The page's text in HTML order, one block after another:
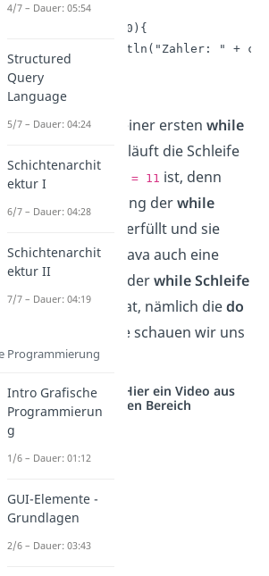
counter = 0;
counter <= 10){
System.out.println("Zahler: " +
Schon bist du mit deiner ersten while
fertig! Jetzt läuft die Schleife
solange, bis
counter = 11 ist, denn
dann ist die Bedingung derwhile
nicht mehr erfüllt und sie
bricht ab. Es gibt in Java auch eine
Schleife, welche mit derwhile Schleife
starke Ähnlichkeit hat, nämlich diedo
Diese schauen wir uns
genauer an.
Studyflix vernetzt: Hier ein Video aus
einem anderen Bereich
4/7 – Dauer: 05:54
Structured
Query
Language
5/7 – Dauer: 04:24
Schichtenarchit
ektur I
6/7 – Dauer: 04:28
Schichtenarchit
ektur II
7/7 – Dauer: 04:19
Programmierung
Intro Grafische
Programmierun
g
1/6 – Dauer: 01:12
GUI-Elemente -
Grundlagen
2/6 – Dauer: 03:43